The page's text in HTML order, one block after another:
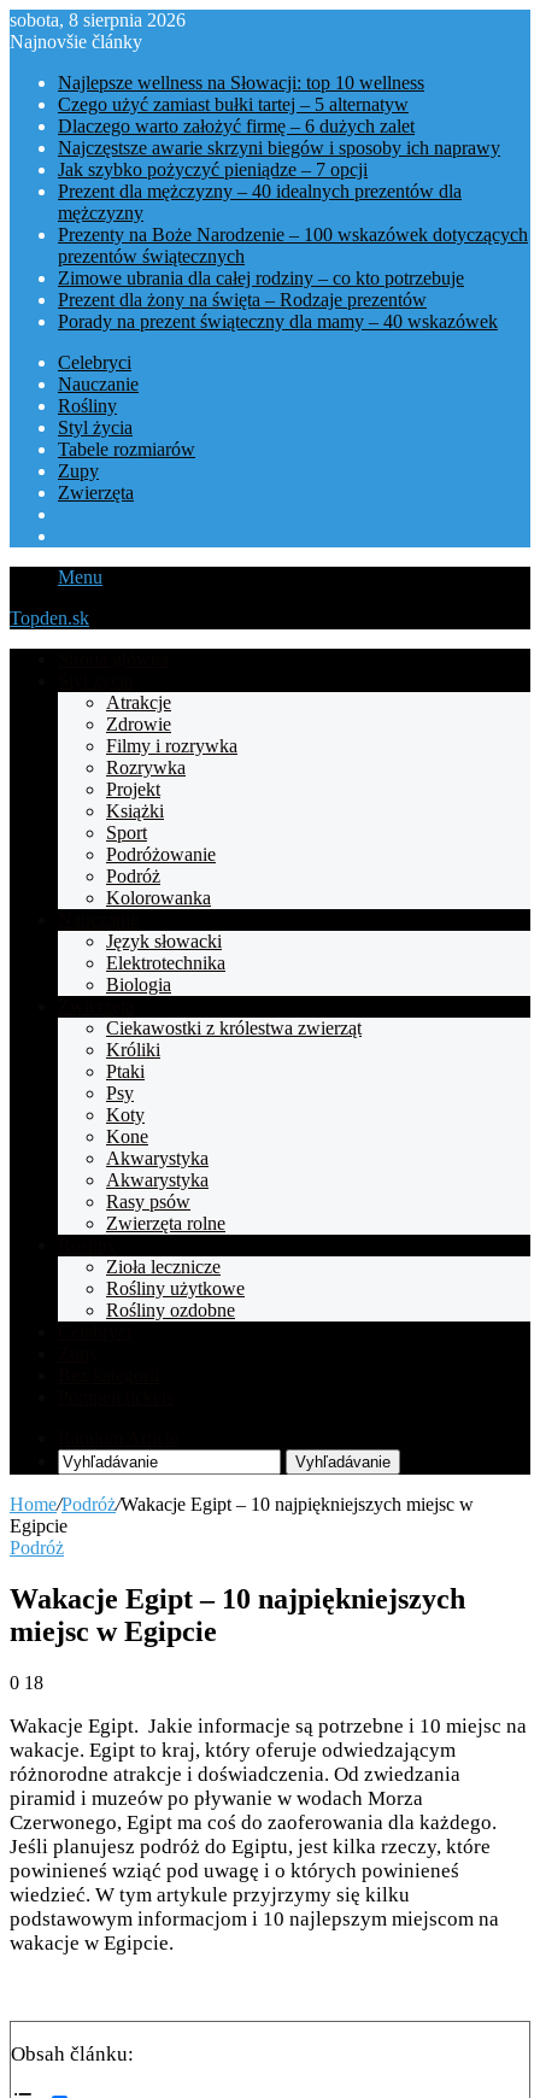
sobota, 8 sierpnia 2026
Najnovšie články
Najlepsze wellness na Słowacji: top 10 wellness
Czego użyć zamiast bułki tartej – 5 alternatyw
Dlaczego warto założyć firmę – 6 dużych zalet
Najczęstsze awarie skrzyni biegów i sposoby ich naprawy
Jak szybko pożyczyć pieniądze – 7 opcji
Prezent dla mężczyzny – 40 idealnych prezentów dla
mężczyzny
Prezenty na Boże Narodzenie – 100 wskazówek dotyczących
prezentów świątecznych
Zimowe ubrania dla całej rodziny – co kto potrzebuje
Prezent dla żony na święta – Rodzaje prezentów
Porady na prezent świąteczny dla mamy – 40 wskazówek
Celebryci
Nauczanie
Rośliny
Styl życia
Tabele rozmiarów
Zupy
Zwierzęta
Menu
Topden.sk
Atrakcje
Zdrowie
Filmy i rozrywka
Rozrywka
Projekt
Książki
Sport
Podróżowanie
Podróż
Kolorowanka
Język słowacki
Elektrotechnika
Biologia
Ciekawostki z królestwa zwierząt
Króliki
Ptaki
Psy
Koty
Kone
Akwarystyka
Akwarystyka
Rasy psów
Zwierzęta rolne
Zioła lecznicze
Rośliny użytkowe
Rośliny ozdobne
Vyhľadávanie
Home/Podróż/Wakacje Egipt – 10 najpiękniejszych miejsc w
Egipcie
Podróż
Wakacje Egipt – 10 najpiękniejszych
miejsc w Egipcie
0 18
Wakacje Egipt. Jakie informacje są potrzebne i 10 miejsc na
wakacje. Egipt to kraj, który oferuje odwiedzającym
różnorodne atrakcje i doświadczenia. Od zwiedzania
piramid i muzeów po pływanie w wodach Morza
Czerwonego, Egipt ma coś do zaoferowania dla każdego.
Jeśli planujesz podróż do Egiptu, jest kilka rzeczy, które
powinieneś wziąć pod uwagę i o których powinieneś
wiedzieć. W tym artykule przyjrzymy się kilku
podstawowym informacjom i 10 najlepszym miejscom na
wakacje w Egipcie.
Obsah článku: